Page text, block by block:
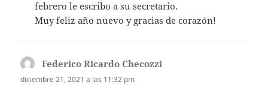
febrero le escribo a su secretario.
Muy feliz año nuevo y gracias de corazón!
Federico Ricardo Checozzi
diciembre 21, 2021 a las 11:32 pm